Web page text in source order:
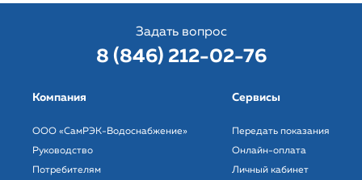
Задать вопрос
8 (846) 212-02-76
Компания
ООО «СамРЭК-Водоснабжение»
Руководство
Потребителям
Сервисы
Передать показания
Онлайн-оплата
Личный кабинет